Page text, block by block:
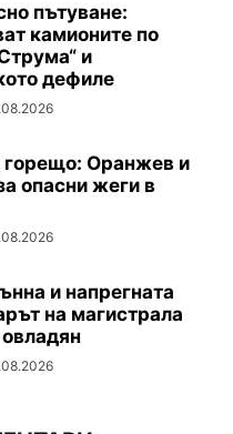
пътуване:
камионите по
и
дефиле
горещо: Оранжев и
опасни жеги в
и напрегната
на магистрала
овладян